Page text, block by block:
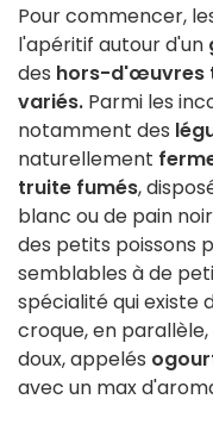
Pour commencer,
l'apéritif autour d'un
des hors-d'œuvres
variés. Parmi les
notamment des
naturellement
truite fumés,
blanc ou de pain
des petits poissons
semblables à de
spécialité qui existe
croque, en
doux, appelés
avec un max